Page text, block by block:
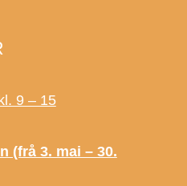
9 – 15
(frå 3. mai – 30.